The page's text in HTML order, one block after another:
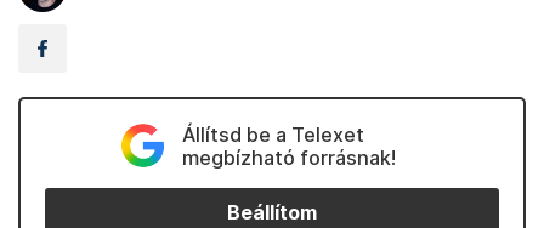
Állítsd be a Telexet
megbízható forrásnak!
Beállítom